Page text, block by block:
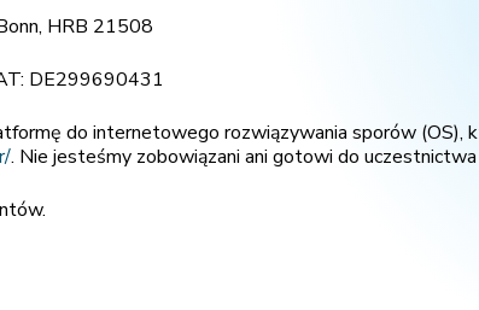
HRB 21508
DE299690431
do internetowego rozwiązywania sporów (OS),
. Nie jesteśmy zobowiązani ani gotowi do